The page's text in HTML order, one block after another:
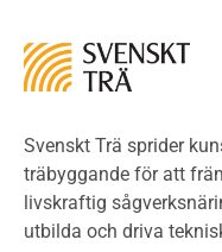
Miljöeffekter
LCA
Miljödeklarationer
Termer och
Planering
Svenskt Trä sprider
träbyggande för att
livskraftig
utbilda och driva